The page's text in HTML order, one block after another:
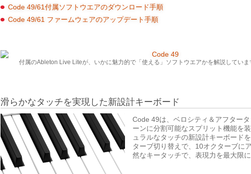
Code 49/61付属ソフトウエアのダウンロード手順
Code 49/61 ファームウェアのアップデート手順
付属のAbleton Live Liteが、いかに魅力的で「使える」ソフトウエアかを解説していま
滑らかなタッチを実現した新設計キーボード
Code 49は、ベロシティ＆アフター
ーンに分割可能なスプリット機能を
ュラルなタッチの新設計キーボード
ターブ切り替えで、10オクターブに
然なキータッチで、表現力を最大限に